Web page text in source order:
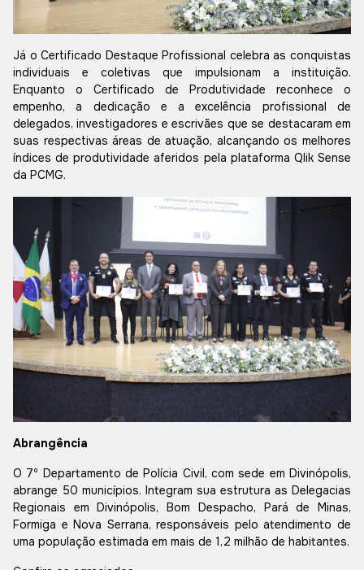
Já o Certificado Destaque Profissional celebra as conquistas
individuais e coletivas que impulsionam a instituição.
Enquanto o Certificado de Produtividade reconhece o
empenho, a dedicação e a excelência profissional de
delegados, investigadores e escrivães que se destacaram em
suas respectivas áreas de atuação, alcançando os melhores
índices de produtividade aferidos pela plataforma Qlik Sense
da PCMG.
Abrangência
O 7º Departamento de Polícia Civil, com sede em Divinópolis,
abrange 50 municípios. Integram sua estrutura as Delegacias
Regionais em Divinópolis, Bom Despacho, Pará de Minas,
Formiga e Nova Serrana, responsáveis pelo atendimento de
uma população estimada em mais de 1,2 milhão de habitantes.